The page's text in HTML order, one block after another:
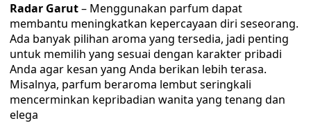
Radar Garut– Menggunakan parfum dapat
membantu meningkatkan kepercayaan diri seseorang.
Ada banyak pilihan aroma yang tersedia, jadi penting
untuk memilih yang sesuai dengan karakter pribadi
Anda agar kesan yang Anda berikan lebih terasa.
Misalnya, parfum beraroma lembut seringkali
mencerminkan kepribadian wanita yang tenang dan
elega